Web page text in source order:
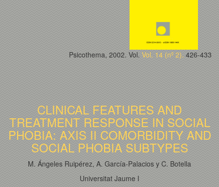
Psicothema, 2002. Vol. Vol. 14 (nº 2). 426-433
CLINICAL FEATURES AND
TREATMENT RESPONSE IN SOCIAL
PHOBIA: AXIS II COMORBIDITY AND
SOCIAL PHOBIA SUBTYPES
M. Ángeles Ruipérez, A. García-Palacios y C. Botella
Universitat Jaume I